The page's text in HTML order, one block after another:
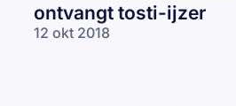
ontvangt tosti-ijzer
12 okt 2018